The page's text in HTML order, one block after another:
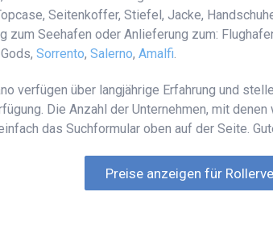
Seitenkoffer, Stiefel, Jacke,
Seehafen oder Anlieferung zum:
Sorrento, Salerno, Amalfi
verfügen über langjährige Erfahrung und
Die Anzahl der Unternehmen, mit
das Suchformular oben auf der Seite.
Preise anzeigen für